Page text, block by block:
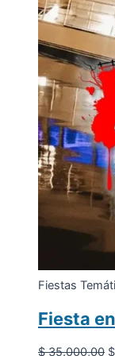
Fiestas
Fiesta
$35.000,00 El
$